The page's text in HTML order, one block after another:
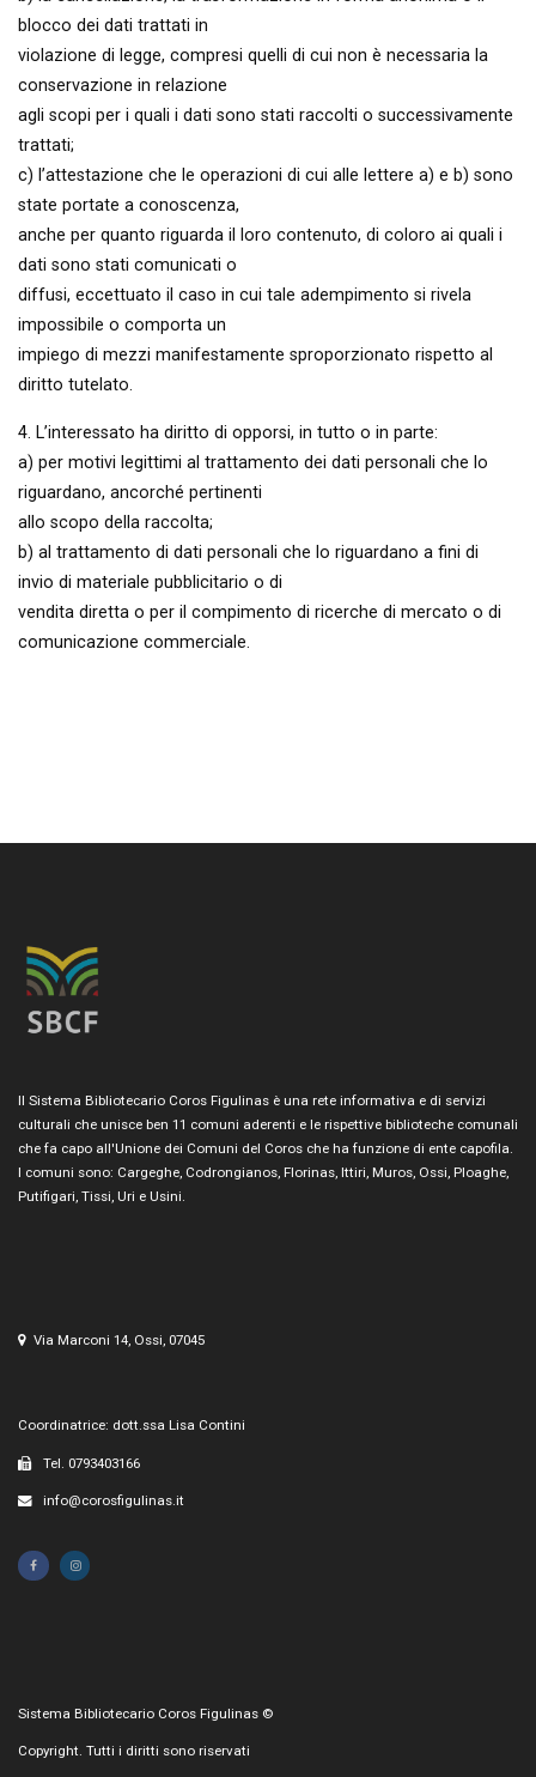
blocco dei dati trattati in
violazione di legge, compresi quelli di cui non è necessaria la
conservazione in relazione
agli scopi per i quali i dati sono stati raccolti o successivamente
trattati;
c) l’attestazione che le operazioni di cui alle lettere a) e b) sono
state portate a conoscenza,
anche per quanto riguarda il loro contenuto, di coloro ai quali i
dati sono stati comunicati o
diffusi, eccettuato il caso in cui tale adempimento si rivela
impossibile o comporta un
impiego di mezzi manifestamente sproporzionato rispetto al
diritto tutelato.
4. L’interessato ha diritto di opporsi, in tutto o in parte:
a) per motivi legittimi al trattamento dei dati personali che lo
riguardano, ancorché pertinenti
allo scopo della raccolta;
b) al trattamento di dati personali che lo riguardano a fini di
invio di materiale pubblicitario o di
vendita diretta o per il compimento di ricerche di mercato o di
comunicazione commerciale.
Il Sistema Bibliotecario Coros Figulinas è una rete informativa e di servizi
culturali che unisce ben 11 comuni aderenti e le rispettive biblioteche comunali
che fa capo all'Unione dei Comuni del Coros che ha funzione di ente capofila.
I comuni sono: Cargeghe, Codrongianos, Florinas, Ittiri, Muros, Ossi, Ploaghe,
Putifigari, Tissi, Uri e Usini.
Via Marconi 14, Ossi, 07045
Coordinatrice: dott.ssa Lisa Contini
Tel. 0793403166
info@corosfigulinas.it
Sistema Bibliotecario Coros Figulinas ©
Copyright. Tutti i diritti sono riservati